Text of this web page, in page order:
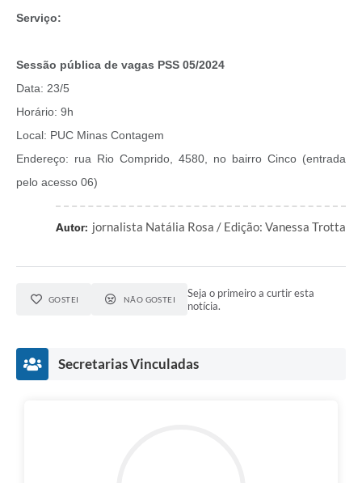
Serviço:
Sessão pública de vagas PSS 05/2024
Data: 23/5
Horário: 9h
Local: PUC Minas Contagem
Endereço: rua Rio Comprido, 4580, no bairro Cinco (entrada
pelo acesso 06)
Autor: jornalista Natália Rosa / Edição: Vanessa Trotta
GOSTEI NÃO GOSTEI
Seja o primeiro a curtir esta
notícia.
Secretarias Vinculadas